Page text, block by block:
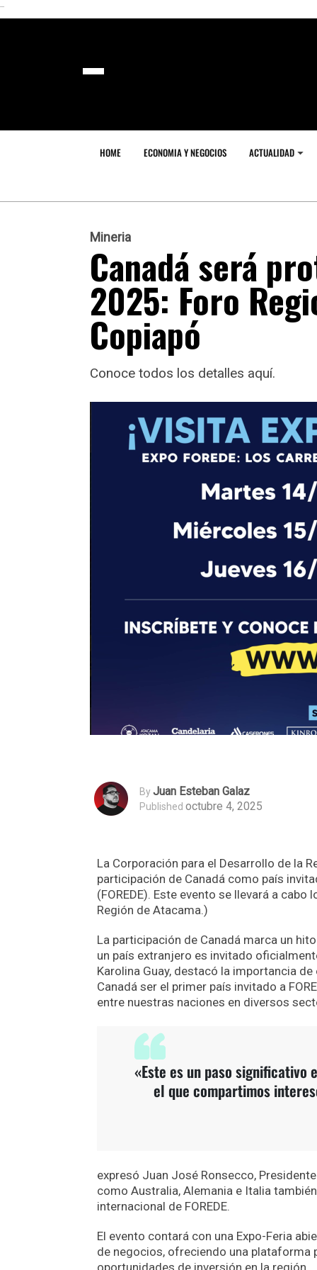
```
HOME ECONOMIA Y NEGOCIOS ACTUALIDAD
Mineria
Canadá será
2025: Foro
Copiapó
Conoce todos los detalles aquí.
ByJuan Esteban Galaz
Published octubre 4, 2025
La Corporación para el Desarrollo de la
participación de Canadá como país
(FOREDE). Este evento se llevará a
Región de Atacama.)
La participación de Canadá marca un
un país extranjero es invitado
Karolina Guay, destacó la importancia
Canadá ser el primer país invitado a
entre nuestras naciones en diversos
«Este es un paso significativo
el que compartimos
expresó Juan José Ronsecco,
como Australia, Alemania e Italia
internacional de FOREDE.
El evento contará con una Expo-Feria
de negocios, ofreciendo una plataforma
oportunidades de inversión en la región.